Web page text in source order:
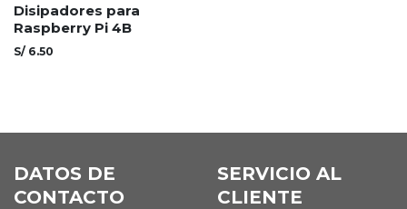
Agotado
Disipadores para
Raspberry Pi 4B
S/ 6.50
DATOS DE
CONTACTO
SERVICIO AL
CLIENTE